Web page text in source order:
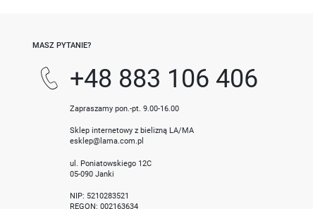
MASZ PYTANIE?
+48 883 106 406
Zapraszamy pon.-pt. 9.00-16.00
Sklep internetowy z bielizną LA/MA
esklep@lama.com.pl
ul. Poniatowskiego 12C
05-090 Janki
NIP: 5210283521
REGON: 002163634